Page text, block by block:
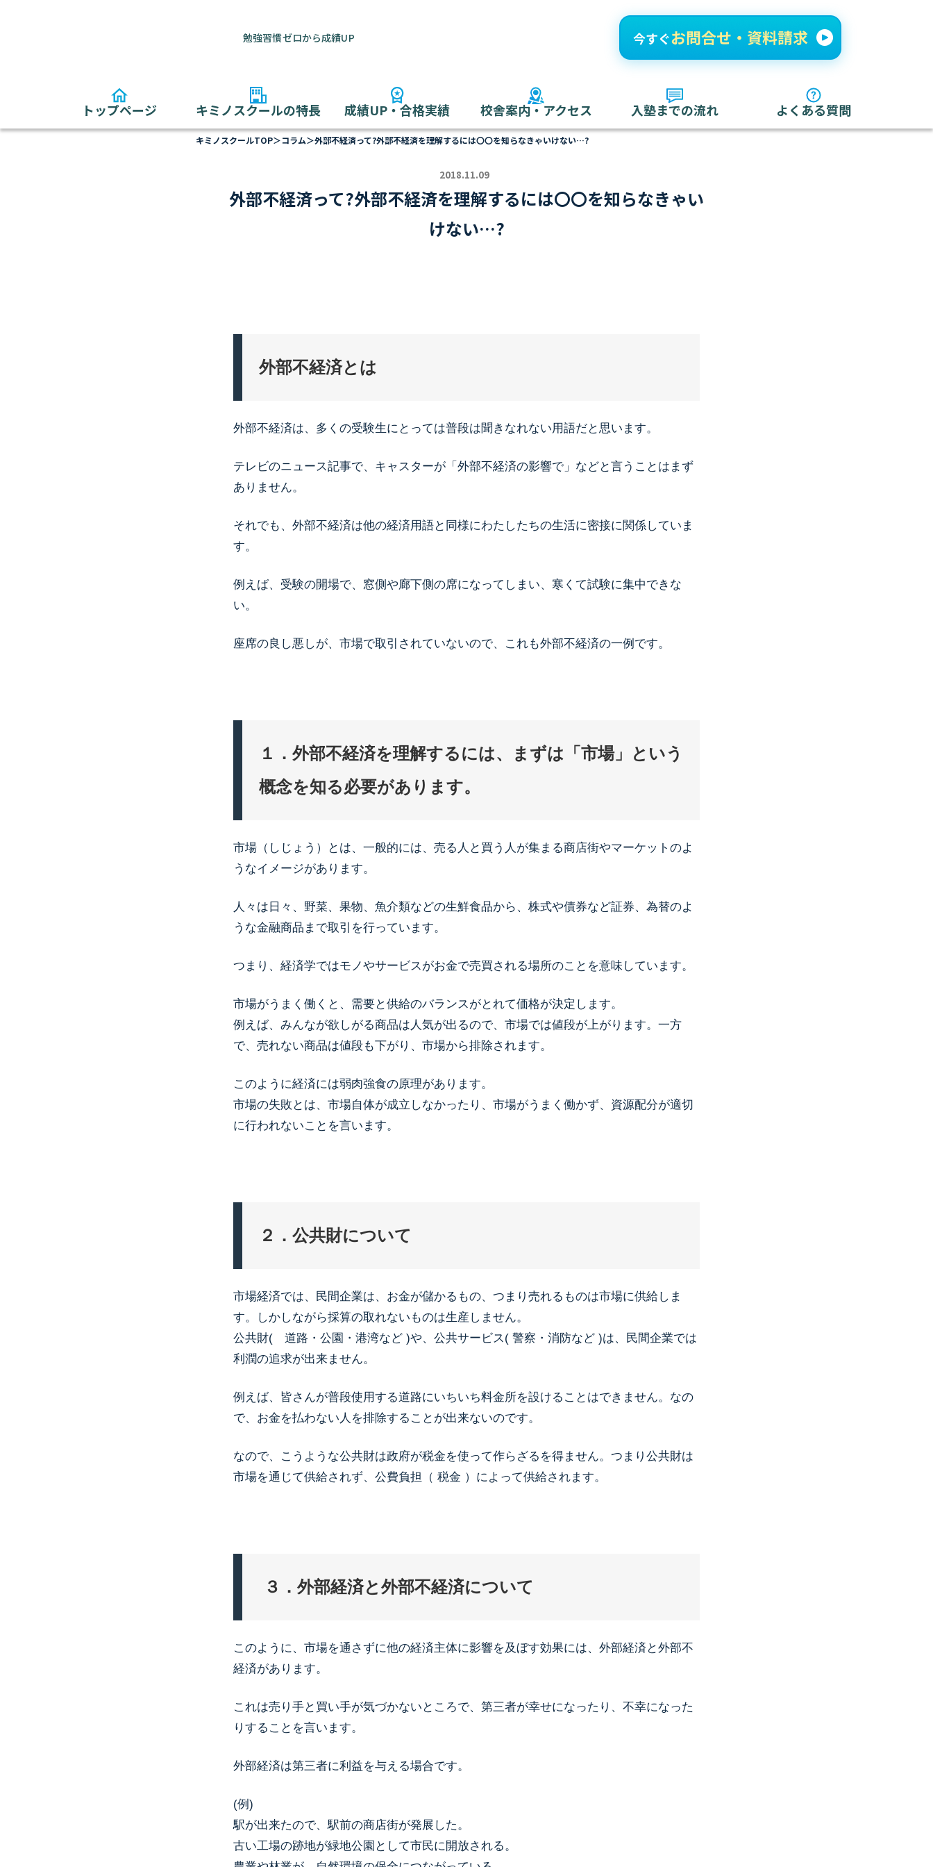
勉強習慣ゼロから成績UP
トップページ キミノスクールの特長 成績UP・合格実績 校舎案内・アクセス 入塾までの流れ よくある質問
キミノスクールTOP＞コラム＞外部不経済って?外部不経済を理解するには〇〇を知らなきゃいけない…?
2018.11.09
外部不経済って?外部不経済を理解するには〇〇を知らなきゃい
けない…?
外部不経済とは
外部不経済は、多くの受験生にとっては普段は聞きなれない用語だと思います。
テレビのニュース記事で、キャスターが「外部不経済の影響で」などと言うことはまず
ありません。
それでも、外部不経済は他の経済用語と同様にわたしたちの生活に密接に関係していま
す。
例えば、受験の開場で、窓側や廊下側の席になってしまい、寒くて試験に集中できな
い。
座席の良し悪しが、市場で取引されていないので、これも外部不経済の一例です。
１．外部不経済を理解するには、まずは「市場」という
概念を知る必要があります。
市場（しじょう）とは、一般的には、売る人と買う人が集まる商店街やマーケットのよ
うなイメージがあります。
人々は日々、野菜、果物、魚介類などの生鮮食品から、株式や債券など証券、為替のよ
うな金融商品まで取引を行っています。
つまり、経済学ではモノやサービスがお金で売買される場所のことを意味しています。
市場がうまく働くと、需要と供給のバランスがとれて価格が決定します。
例えば、みんなが欲しがる商品は人気が出るので、市場では値段が上がります。一方
で、売れない商品は値段も下がり、市場から排除されます。
このように経済には弱肉強食の原理があります。
市場の失敗とは、市場自体が成立しなかったり、市場がうまく働かず、資源配分が適切
に行われないことを言います。
２．公共財について
市場経済では、民間企業は、お金が儲かるもの、つまり売れるものは市場に供給しま
す。しかしながら採算の取れないものは生産しません。
公共財( 道路・公園・港湾など )や、公共サービス( 警察・消防など )は、民間企業では
利潤の追求が出来ません。
例えば、皆さんが普段使用する道路にいちいち料金所を設けることはできません。なの
で、お金を払わない人を排除することが出来ないのです。
なので、こうような公共財は政府が税金を使って作らざるを得ません。つまり公共財は
市場を通じて供給されず、公費負担（ 税金 ）によって供給されます。
３．外部経済と外部不経済について
このように、市場を通さずに他の経済主体に影響を及ぼす効果には、外部経済と外部不
経済があります。
これは売り手と買い手が気づかないところで、第三者が幸せになったり、不幸になった
りすることを言います。
外部経済は第三者に利益を与える場合です。
(例)
駅が出来たので、駅前の商店街が発展した。
古い工場の跡地が緑地公園として市民に開放される。